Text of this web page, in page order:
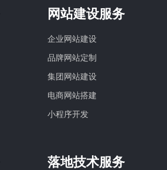
网站建设服务
企业网站建设
品牌网站定制
集团网站建设
电商网站搭建
小程序开发
落地技术服务